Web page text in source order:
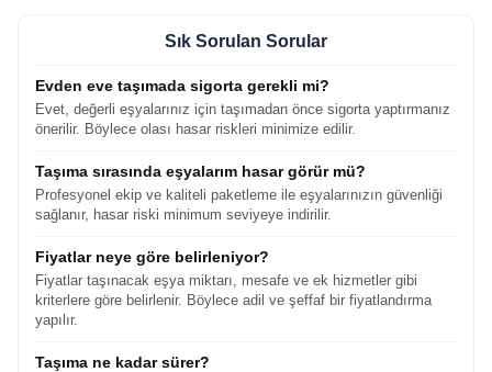
Sık Sorulan Sorular
Evden eve taşımada sigorta gerekli mi?
Evet, değerli eşyalarınız için taşımadan önce sigorta yaptırmanız
önerilir. Böylece olası hasar riskleri minimize edilir.
Taşıma sırasında eşyalarım hasar görür mü?
Profesyonel ekip ve kaliteli paketleme ile eşyalarınızın güvenliği
sağlanır, hasar riski minimum seviyeye indirilir.
Fiyatlar neye göre belirleniyor?
Fiyatlar taşınacak eşya miktarı, mesafe ve ek hizmetler gibi
kriterlere göre belirlenir. Böylece adil ve şeffaf bir fiyatlandırma
yapılır.
Taşıma ne kadar sürer?